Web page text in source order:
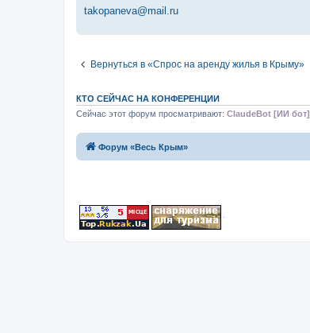
takopaneva@mail.ru
Вернуться в «Спрос на аренду жилья в Крыму»
КТО СЕЙЧАС НА КОНФЕРЕНЦИИ
Сейчас этот форум просматривают: ClaudeBot [ИИ бот]
Форум «Весь Крым»